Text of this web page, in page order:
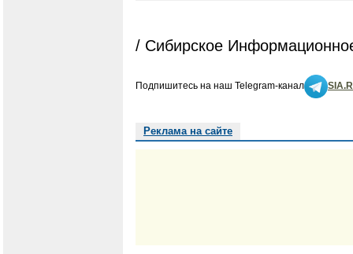
/ Сибирское
Подпишитесь на наш Telegram-канал
Реклама на сайте